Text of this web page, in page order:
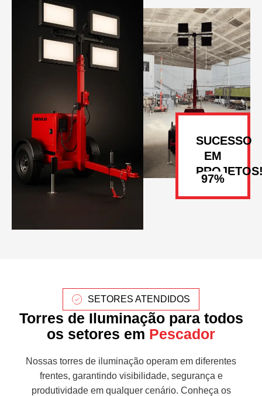
SUCESSO
EM
SETORES ATENDIDOS
Torres de Iluminação para todos
os setores em Pescador
Nossas torres de iluminação operam em diferentes
frentes, garantindo visibilidade, segurança e
produtividade em qualquer cenário. Conheça os